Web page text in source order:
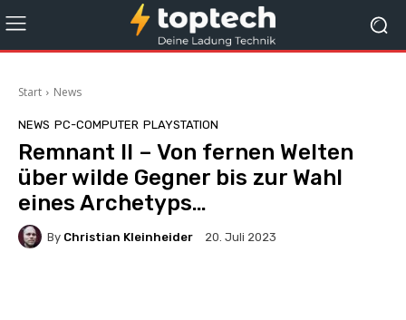
Start News
NEWS PC-COMPUTER PLAYSTATION
Remnant II – Von fernen Welten
über wilde Gegner bis zur Wahl
eines Archetyps…
By Christian Kleinheider 20. Juli 2023